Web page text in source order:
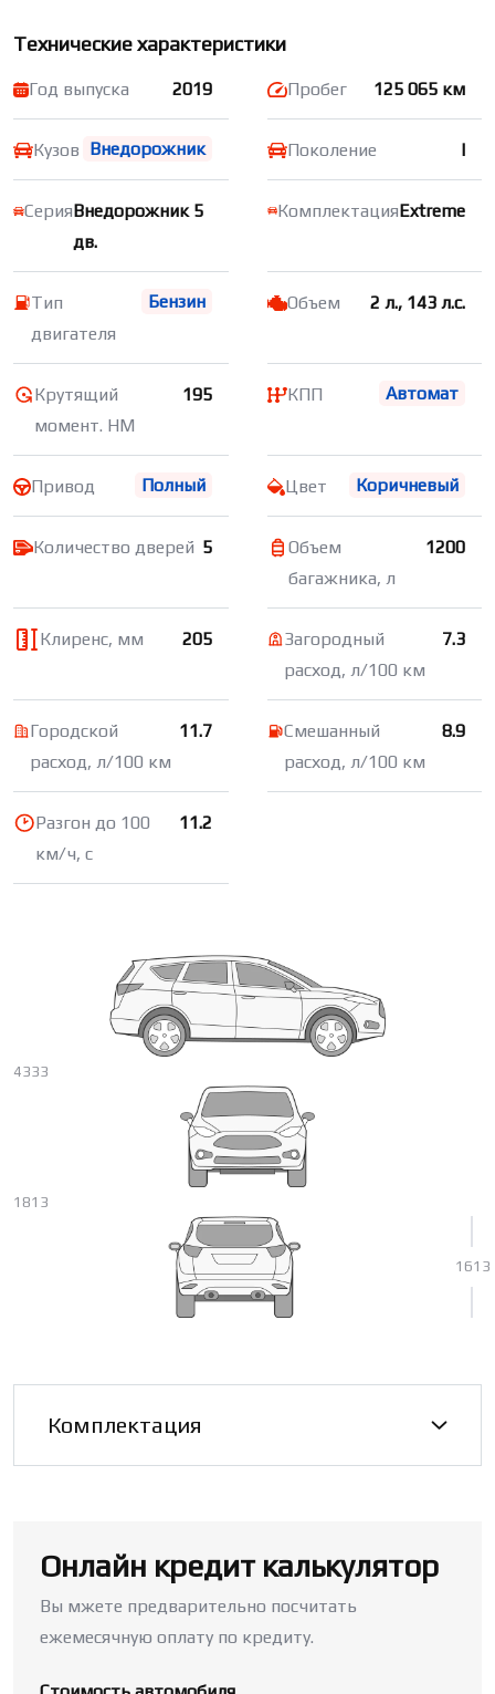
Технические характеристики
Год выпуска 2019 Пробег 125 065 км
Кузов Внедорожник Поколение I
СерияВнедорожник 5
дв.
КомплектацияExtreme
Тип
двигателя
Бензин Объем 2 л., 143 л.с.
Крутящий
момент. НМ
195 КПП Автомат
Привод Полный Цвет Коричневый
Количество дверей 5
Объем
багажника, л
1200
Клиренс, мм 205
Загородный
расход, л/100 км
7.3
Городской
расход, л/100 км
11.7
Смешанный
расход, л/100 км
8.9
Разгон до 100
км/ч, с
11.2
4333
1813
1613
Комплектация
Онлайн кредит калькулятор
Вы мжете предварительно посчитать
ежемесячную оплату по кредиту.